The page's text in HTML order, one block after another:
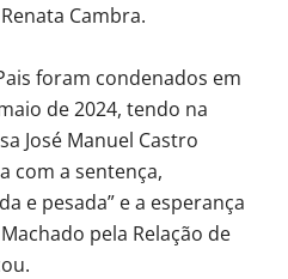
Cambra.
foram condenados em
de 2024, tendo na
José Manuel Castro
com a sentença,
e pesada” e a esperança
pela Relação de